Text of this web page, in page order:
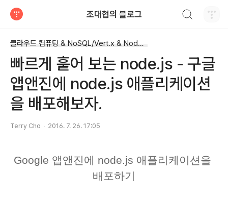
조대협의 블로그
클라우드 컴퓨팅 & NoSQL/Vert.x & Node.js
빠르게 훝어 보는 node.js - 구글
앱앤진에 node.js 애플리케이션
을 배포해보자.
Terry Cho 2016. 7. 26. 17:05
Google 앱앤진에 node.js 애플리케이션을
배포하기